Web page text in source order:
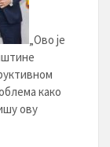
„Ово је
како
ову